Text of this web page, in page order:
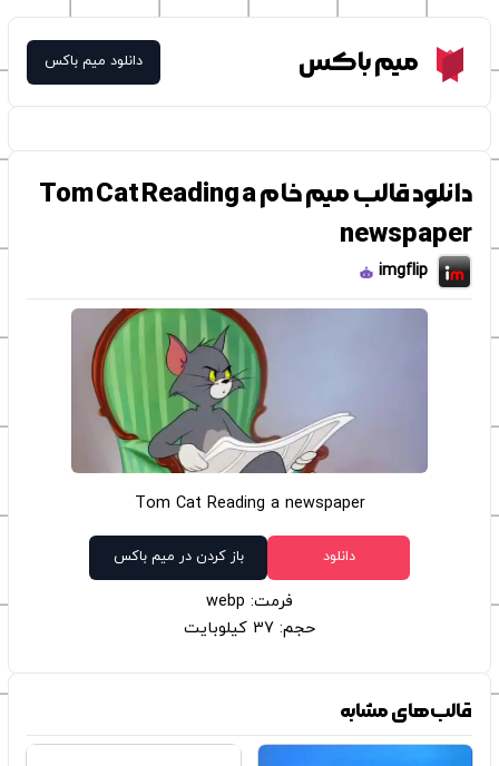
Meme Boxمیم باکس دانلود میم باکس
دانلود قالب میم خام Tom Cat Reading a
newspaper
imgflip
Tom Cat Reading a newspaper
دانلود باز کردن در میم باکس
فرمت: webp
حجم: 37 کیلوبایت
قالب‌های مشابه